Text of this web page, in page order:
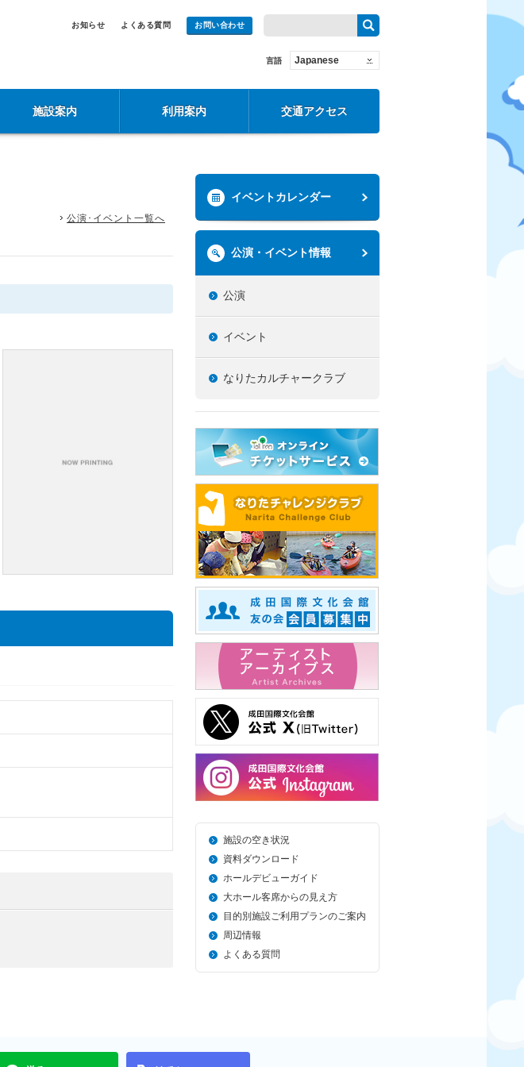
お知らせ よくある質問 お問い合わせ
言語 Japanese
施設案内 利用案内 交通アクセス
公演･イベント一覧へ
イベントカレンダー
公演・イベント情報
公演
イベント
なりたカルチャークラブ
施設の空き状況
資料ダウンロード
ホールデビューガイド
大ホール客席からの見え方
目的別施設ご利用プランのご案内
周辺情報
よくある質問